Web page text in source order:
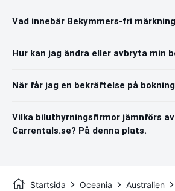
Vad innebär Bekymmers-fri
Hur kan jag ändra eller avbryta min
När får jag en bekräftelse på
Vilka biluthyrningsfirmor jämnförs av
Carrentals.se? På denna plats.
Startsida Oceania Australien